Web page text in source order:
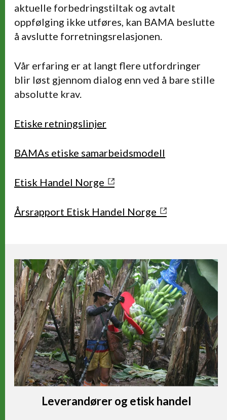
aktuelle forbedringstiltak og avtalt
oppfølging ikke utføres, kan BAMA beslutte
å avslutte forretningsrelasjonen.
Vår erfaring er at langt flere utfordringer
blir løst gjennom dialog enn ved å bare stille
absolutte krav.
Etiske retningslinjer
BAMAs etiske samarbeidsmodell
Etisk Handel Norge
Årsrapport Etisk Handel Norge
Leverandører og etisk handel